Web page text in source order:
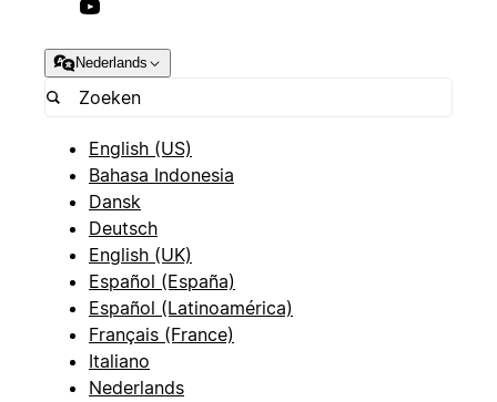
Nederlands
English (US)
Bahasa Indonesia
Dansk
Deutsch
English (UK)
Español (España)
Español (Latinoamérica)
Français (France)
Italiano
Nederlands